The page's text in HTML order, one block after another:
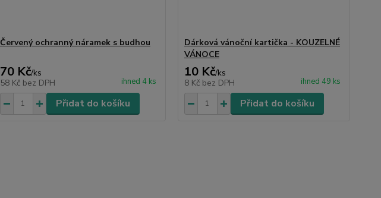
Červený ochranný náramek s budhou
70 Kč/ks
58 Kč bez DPH ihned 4 ks
Přidat do košíku
Dárková vánoční kartička - KOUZELNÉ
VÁNOCE
10 Kč/ks
8 Kč bez DPH ihned 49 ks
Přidat do košíku